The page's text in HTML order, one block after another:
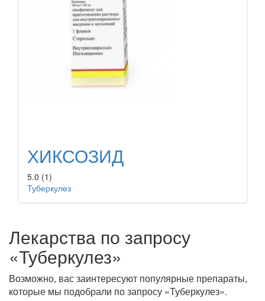
ХИКСОЗИД
5.0 (1)
Туберкулез
Лекарства по запросу
«Туберкулез»
Возможно, вас заинтересуют популярные препараты,
которые мы подобрали по запросу «Туберкулез».